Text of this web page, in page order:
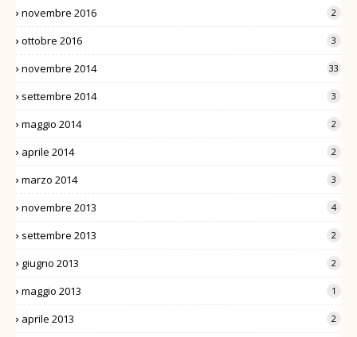
novembre 2016 2
ottobre 2016 3
novembre 2014 33
settembre 2014 3
maggio 2014 2
aprile 2014 2
marzo 2014 3
novembre 2013 4
settembre 2013 2
giugno 2013 2
maggio 2013 1
aprile 2013 2